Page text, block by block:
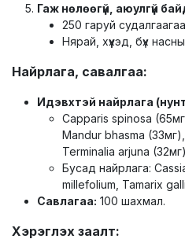
Гаж нөлөөгүй, аюулгүй
250 гаруй
Нярай, хүүхэд, бүх
Найрлага, савалгаа:
Идэвхтэй найрлага
Capparis spinosa
Mandur bhasma
Terminalia arjuna
Бусад найрлага:
millefolium, Tamarix
Савлагаа: 100 шахмал.
Хэрэглэх заалт: